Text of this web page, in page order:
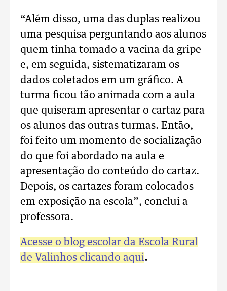
“Além disso, uma das duplas realizou
uma pesquisa perguntando aos alunos
quem tinha tomado a vacina da gripe
e, em seguida, sistematizaram os
dados coletados em um gráfico. A
turma ficou tão animada com a aula
que quiseram apresentar o cartaz para
os alunos das outras turmas. Então,
foi feito um momento de socialização
do que foi abordado na aula e
apresentação do conteúdo do cartaz.
Depois, os cartazes foram colocados
em exposição na escola”, conclui a
professora.
Acesse o blog escolar da Escola Rural
de Valinhos clicando aqui.